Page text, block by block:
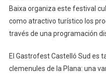
Baixa organiza este festival
como atractivo turístico los
través de una programación
El Gastrofest Castelló Sud es
clemenules de la Plana: una